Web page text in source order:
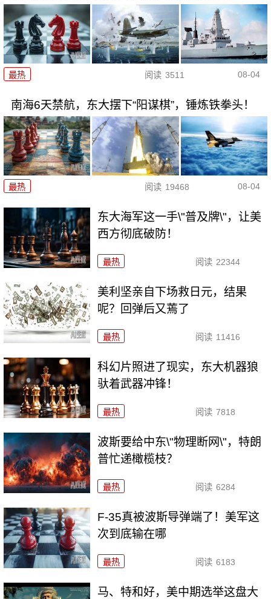
最热 阅读 3511 08-04
南海6天禁航，东大摆下“阳谋棋”，锤炼铁拳头！
最热 阅读 19468 08-04
东大海军这一手\"普及牌\"，让美
西方彻底破防！
最热 阅读 22344
美利坚亲自下场救日元，结果
呢？回弹后又蔫了
最热 阅读 11416
科幻片照进了现实，东大机器狼
驮着武器冲锋！
最热 阅读 7818
波斯要给中东\"物理断网\"，特朗
普忙递橄榄枝？
最热 阅读 6284
F-35真被波斯导弹端了！美军这
次到底输在哪
最热 阅读 6183
马、特和好，美中期选举这盘大